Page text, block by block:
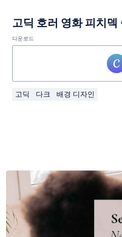
고딕 호러 영화 피치
다운로드
고딕 다크 배경 디자인